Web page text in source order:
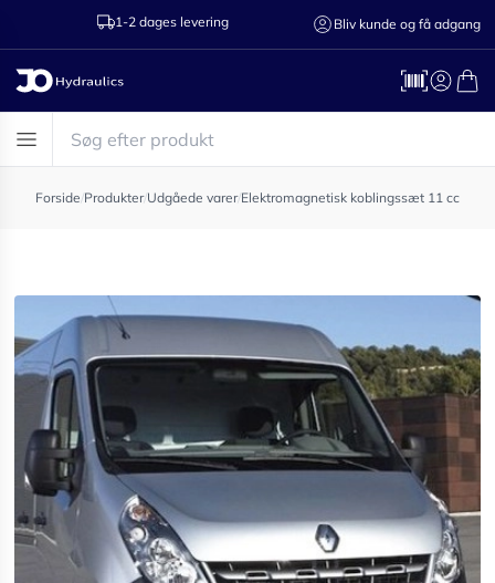
1-2 dages levering Ring til os
Bliv kunde og få adgang
Forside/Produkter/Udgåede varer/Elektromagnetisk koblingssæt 11 cc